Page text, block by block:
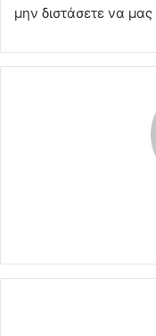
μην διστάσετε να